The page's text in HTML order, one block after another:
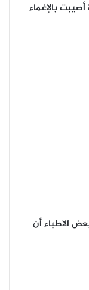
بالإغماء
الاطباء أن